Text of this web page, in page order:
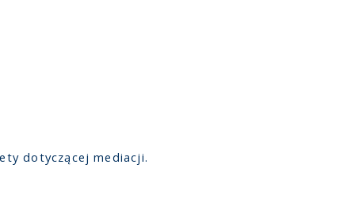
dotyczącej mediacji.